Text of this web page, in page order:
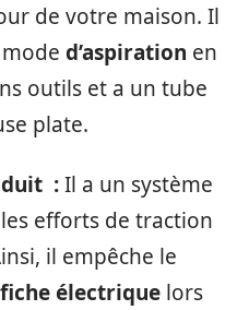
de votre maison. Il
d’aspiration en
outils et a un tube
plate.
:Il a un système
efforts de traction
il empêche le
ficheélectrique lors